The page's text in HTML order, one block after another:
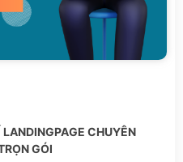
LANDINGPAGE CHUYÊN
GÓI